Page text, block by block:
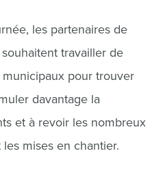
les partenaires de
souhaitent travailler de
pour trouver
davantage la
et à revoir les nombreux
mises en chantier.